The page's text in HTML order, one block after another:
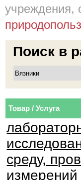
учреждения,
Поиск в
Товар / Услуга
среду,